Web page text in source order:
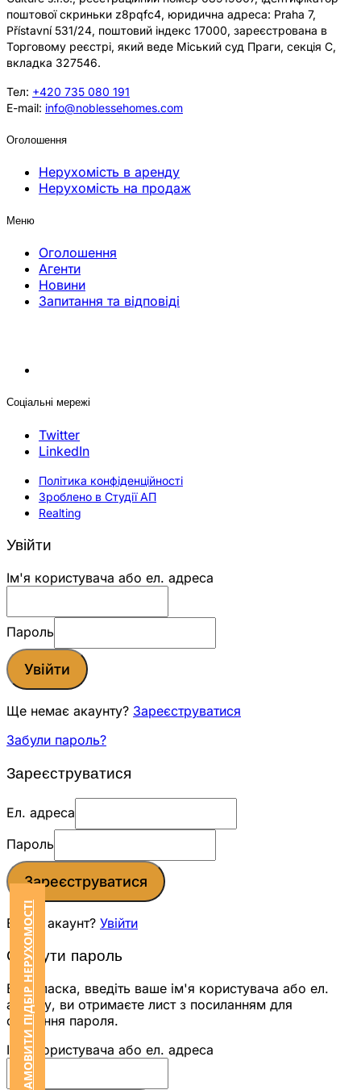
поштової скриньки z8pqfc4, юридична адреса: Praha 7,
Přístavní 531/24, поштовий індекс 17000, зареєстрована в
Торговому реєстрі, який веде Міський суд Праги, секція C,
вкладка 327546.
Тел: +420 735 080 191
E-mail: info@noblessehomes.com
Оголошення
Нерухомість в аренду
Нерухомість на продаж
Меню
Оголошення
Агенти
Новини
Запитання та відповіді
Соціальні мережі
Twitter
LinkedIn
Політика конфіденційності
Зроблено в Студії АП
Realting
ЗАМОВИТИ ПІДБІР НЕРУХОМОСТІ
Увійти
Ім'я користувача або ел. адреса
Пароль
Увійти
Ще немає акаунту? Зареєструватися
Забули пароль?
Зареєструватися
Ел. адреса
Пароль
Зареєструватися
Вже є акаунт? Увійти
Скинути пароль
Будь ласка, введіть ваше ім'я користувача або ел.
адресу, ви отримаєте лист з посиланням для
скидання пароля.
Ім'я користувача або ел. адреса